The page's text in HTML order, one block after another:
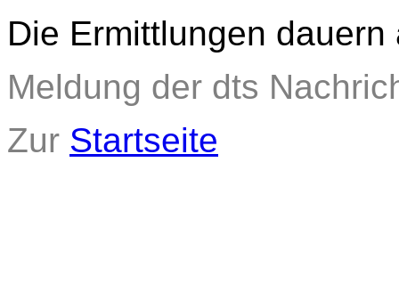
Die Ermittlungen dauern
Meldung der dts
Zur Startseite